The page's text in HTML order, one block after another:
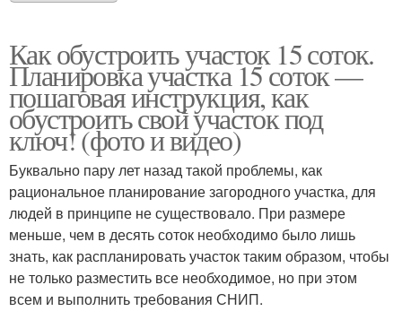
Как обустроить участок 15 соток.
Планировка участка 15 соток —
пошаговая инструкция, как
обустроить свой участок под
ключ! (фото и видео)
Буквально пару лет назад такой проблемы, как
рациональное планирование загородного участка, для
людей в принципе не существовало. При размере
меньше, чем в десять соток необходимо было лишь
знать, как распланировать участок таким образом, чтобы
не только разместить все необходимое, но при этом
всем и выполнить требования СНИП.